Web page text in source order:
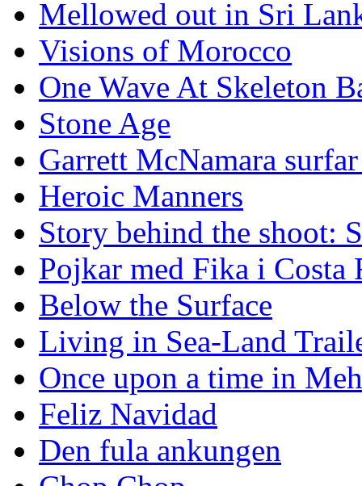
Mellowed out in Sri
Visions of Morocco
One Wave At Skeleton
Stone Age
Garrett McNamara
Heroic Manners
Story behind the shoot:
Pojkar med Fika i Costa
Below the Surface
Living in Sea-Land
Once upon a time in
Feliz Navidad
Den fula ankungen